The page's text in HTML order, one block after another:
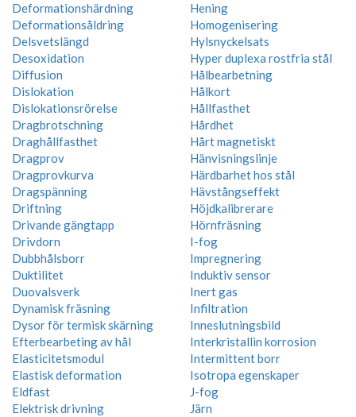
Deformationshärdning
Deformationsåldring
Delsvetslängd
Desoxidation
Diffusion
Dislokation
Dislokationsrörelse
Dragbrotschning
Draghållfasthet
Dragprov
Dragprovkurva
Dragspänning
Driftning
Drivande gängtapp
Drivdorn
Dubbhålsborr
Duktilitet
Duovalsverk
Dynamisk fräsning
Dysor för termisk skärning
Efterbearbeting av hål
Elasticitetsmodul
Elastisk deformation
Eldfast
Elektrisk drivning
Hening
Homogenisering
Hylsnyckelsats
Hyper duplexa rostfria stål
Hålbearbetning
Hålkort
Hållfasthet
Hårdhet
Hårt magnetiskt
Hänvisningslinje
Härdbarhet hos stål
Hävstångseffekt
Höjdkalibrerare
Hörnfräsning
I-fog
Impregnering
Induktiv sensor
Inert gas
Infiltration
Inneslutningsbild
Interkristallin korrosion
Intermittent borr
Isotropa egenskaper
J-fog
Järn